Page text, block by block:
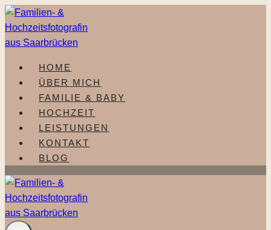
Zum
Inhalt
springen
HOME
ÜBER MICH
FAMILIE & BABY
HOCHZEIT
LEISTUNGEN
KONTAKT
BLOG